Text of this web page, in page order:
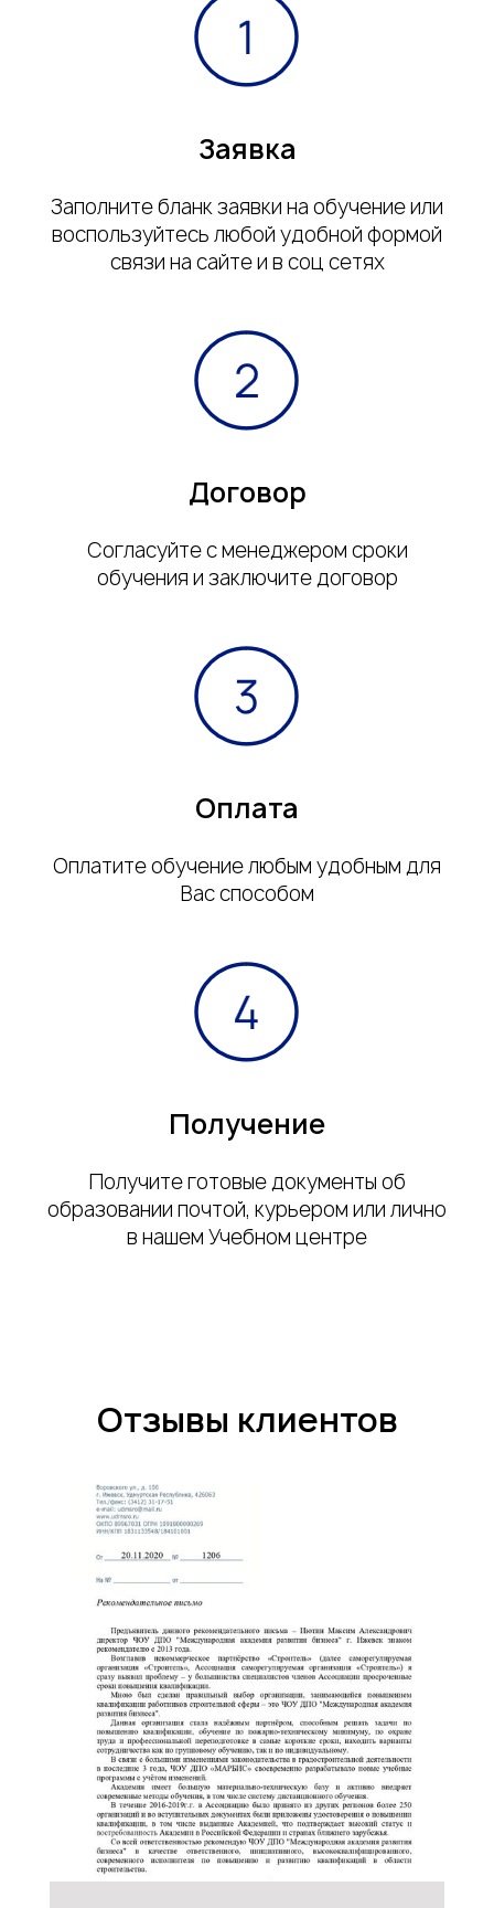
Заявка
Заполните бланк заявки на обучение или
воспользуйтесь любой удобной формой
связи на сайте и в соц сетях
Договор
Согласуйте с менеджером сроки
обучения и заключите договор
Оплата
Оплатите обучение любым удобным для
Вас способом
Получение
Получите готовые документы об
образовании почтой, курьером или лично
в нашем Учебном центре
Отзывы клиентов